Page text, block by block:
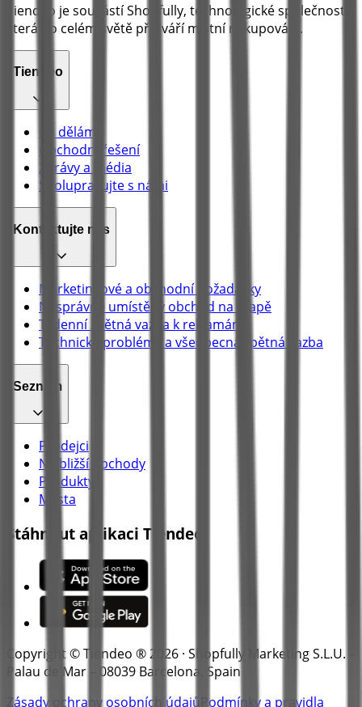
Tiendeo je součástí Shopfully, technologické společnosti,
která po celém světě přetváří místní nakupování.
Tiendeo
Co děláme
Obchodní řešení
Zprávy a média
Spolupracujte s námi
Kontaktujte nás
Marketingové a obchodní požadavky
Nesprávně umístěný obchod na mapě
Týdenní zpětná vazba k reklamám
Technické problémy a všeobecná zpětná vazba
Seznam
Prodejci
Nejbližší obchody
Produkty
Města
Stáhnout aplikaci Tiendeo
Copyright © Tiendeo ® 2026 · Shopfully Marketing S.L.U. –
Palau de Mar – 08039 Barcelona, Spain
Zásady ochrany osobních údajů
Podmínky a pravidla